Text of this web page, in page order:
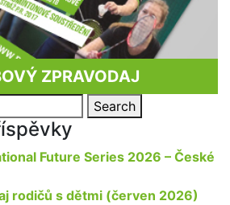
ZPRAVODAJ
Search
Future Series 2026 – České
rodičů s dětmi (červen 2026)